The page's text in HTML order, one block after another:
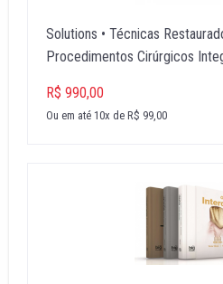
Solutions • Técnicas
Procedimentos Cirúrgicos
R$ 990,00
Ou em até 10x de R$ 99,00